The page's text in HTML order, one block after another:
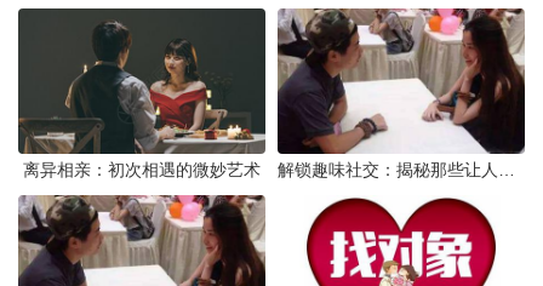
离异相亲：初次相遇的微妙艺术